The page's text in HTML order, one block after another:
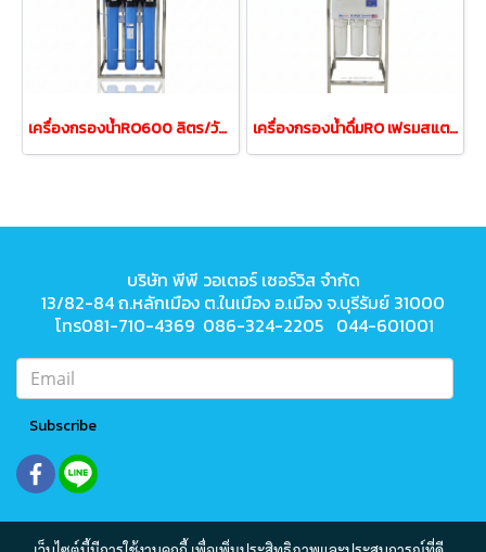
เครื่องกรองน้ำRO600 ลิตร/วัน150GPD ถังน้ำ50ลิตรเฟรมสแตนเลส เครื่องกรองน้ำดื่มRO เฟรมสแตนเลส 200ลิตร/วัน ถังน้ำ50ลิตร
บริษัท พีพี วอเตอร์ เซอร์วิส จำกัด
13/82-84 ถ.หลักเมือง ต.ในเมือง อ.เมือง จ.บุรีรัมย์ 31000
โทร081-710-4369 086-324-2205 044-601001
Subscribe